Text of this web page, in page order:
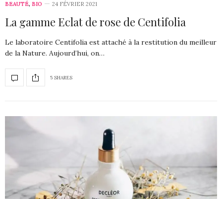
BEAUTÉ, BIO 24 FÉVRIER 2021
La gamme Eclat de rose de Centifolia
Le laboratoire Centifolia est attaché à la restitution du meilleur
de la Nature. Aujourd’hui, on…
5 SHARES